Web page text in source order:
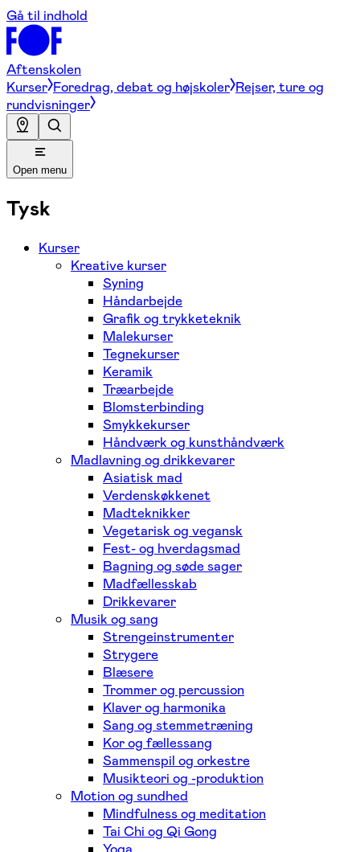
Gå til indhold
Aftenskolen
Kurser Foredrag, debat og højskoler Rejser, ture og
rundvisninger
Open menu
Tysk
Kurser
Kreative kurser
Syning
Håndarbejde
Grafik og trykketeknik
Malekurser
Tegnekurser
Keramik
Træarbejde
Blomsterbinding
Smykkekurser
Håndværk og kunsthåndværk
Madlavning og drikkevarer
Asiatisk mad
Verdenskøkkenet
Madteknikker
Vegetarisk og vegansk
Fest- og hverdagsmad
Bagning og søde sager
Madfællesskab
Drikkevarer
Musik og sang
Strengeinstrumenter
Strygere
Blæsere
Trommer og percussion
Klaver og harmonika
Sang og stemmetræning
Kor og fællessang
Sammenspil og orkestre
Musikteori og -produktion
Motion og sundhed
Mindfulness og meditation
Tai Chi og Qi Gong